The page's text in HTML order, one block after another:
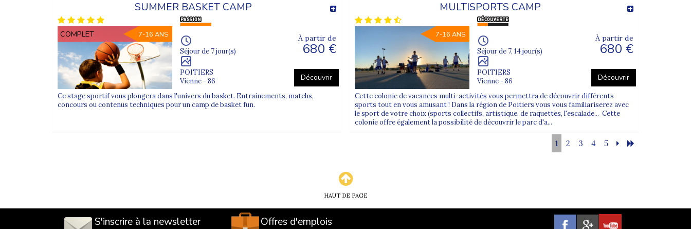
1. Comment se déroule l’encadrement dans les colonies de vacances ado ?
Chaque groupe est encadré par des animateurs diplômés, avec un ratio adapté pour garantir sécurité et accompagnement personnalisé.
2. Quels documents sont nécessaires pour inscrire un adolescent ?
Une fiche sanitaire, une autorisation parentale et un certificat médical sont généralement demandés pour valider l’inscription.
3. Peut-on choisir une colonie selon l’âge et les centres d’intérêt de l’adolescent ?
Oui, nos séjours sont organisés par tranche d’âge et proposent des activités variées pour correspondre aux envies et besoins de chaque jeune.
SUMMER BASKET CAMP
COMPLET 7-16 ANS
Séjour de 7 jour(s)
POITIERS
Vienne - 86
À partir de
680 €
Découvrir
Ce stage sportif vous plongera dans l'univers du basket. Entrainements, matchs,
concours ou contenus techniques pour un camp de basket fun.
MULTISPORTS CAMP
7-16 ANS
Séjour de 7, 14 jour(s)
POITIERS
Vienne - 86
À partir de
680 €
Découvrir
Cette colonie de vacances multi-activités vous permettra de découvrir différents
sports tout en vous amusant ! Dans la région de Poitiers vous vous familiariserez avec
le sport de votre choix (sports collectifs, artistique, de raquettes, l'escalade... Cette
colonie offre également la possibilité de découvrir le parc d'a...
1 2 3 4 5
HAUT DE PAGE
S'inscrire à la newsletter Offres d'emplois